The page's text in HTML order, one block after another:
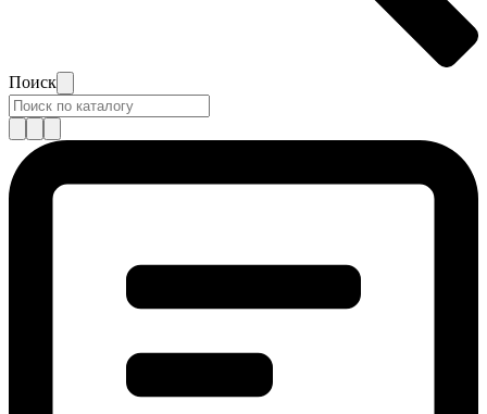
Поиск